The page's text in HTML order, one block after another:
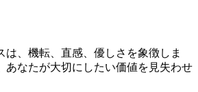
は、機転、直感、優しさを象徴しま
あなたが大切にしたい価値を見失わせ